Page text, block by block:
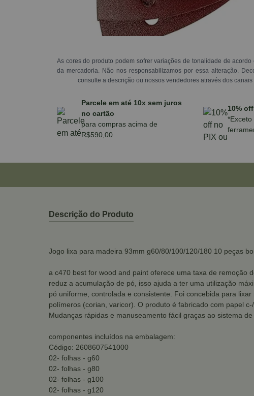
As cores do produto podem sofrer variações de tonalidade de
da mercadoria. Não nos responsabilizamos por essa alteração.
consulte a descrição ou nossos vendedores através dos
Parcele em até 10x sem juros
no cartão
para compras acima de
R$590,00
10%
*Exceto
Descrição do Produto
Jogo lixa para madeira 93mm g60/80/100/120/180 10 peças
a c470 best for wood and paint oferece uma taxa de remoção
reduz a acumulação de pó, isso ajuda a ter uma utilização
pó uniforme, controlada e consistente. Foi concebida para
polímeros (corian, varicor). O produto é fabricado com papel
Mudanças rápidas e manuseamento fácil graças ao sistema
componentes incluídos na embalagem:
Código: 2608607541000
02- folhas - g60
02- folhas - g80
02- folhas - g100
02- folhas - g120